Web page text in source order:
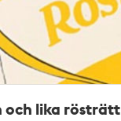
och lika rösträtt